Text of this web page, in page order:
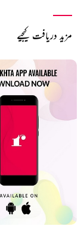
مزید دریافت کیجیے